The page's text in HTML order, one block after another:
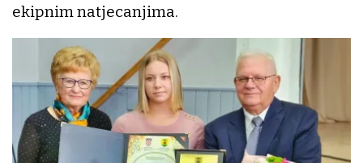
ekipnim natjecanjima.